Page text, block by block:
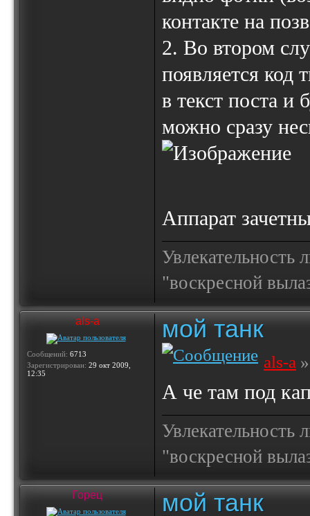
контакте на
2. Во втором
появляется код
в текст поста и
можно сразу
Аппарат
Увлекательность
"воскресной
als-a
Сообщений: 6713
Зарегистрирован: 29 окт 2009,
12:35
мой танк
als-a
А че там под
Увлекательность
"воскресной
Горец мой танк